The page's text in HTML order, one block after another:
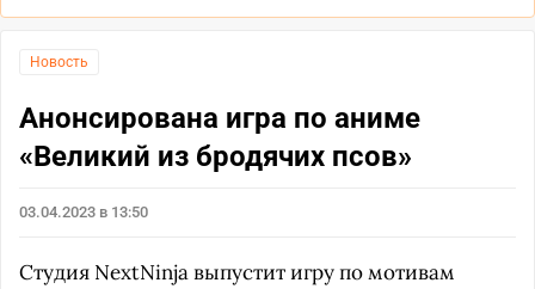
Новость
Анонсирована игра по аниме
«Великий из бродячих псов»
03.04.2023 в 13:50
Студия NextNinja выпустит игру по мотивам